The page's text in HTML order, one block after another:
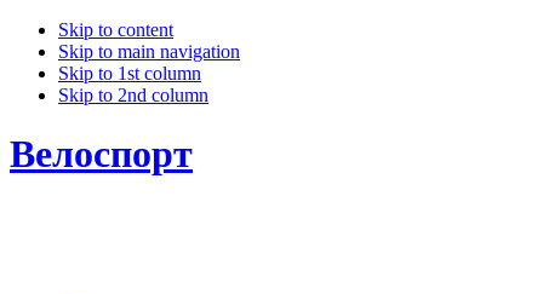
Skip to content
Skip to main navigation
Skip to 1st column
Skip to 2nd column
Велоспорт